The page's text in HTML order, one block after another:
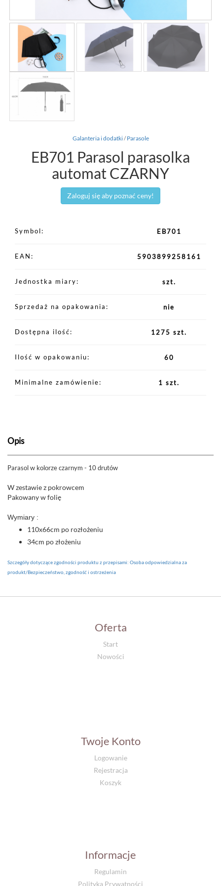
Galanteria i dodatki/Parasole
EB701 Parasol parasolka
automat CZARNY
Zaloguj się aby poznać ceny!
Symbol EB701
EAN 5903899258161
Jednostka miary szt.
Sprzedaż na opakowania nie
Dostępna ilość 1275 szt.
Ilość w opakowaniu 60
Minimalne zamówienie 1 szt.
Opis
Parasol w kolorze czarnym - 10 drutów
W zestawie z pokrowcem
Pakowany w folię
Wymiary :
110x66cm po rozłożeniu
34cm po złożeniu
Szczegóły dotyczące zgodności produktu z przepisami: Osoba odpowiedzialna za
produkt/Bezpieczeństwo, zgodność i ostrzeżenia
Oferta
Start
Nowości
Twoje Konto
Logowanie
Rejestracja
Koszyk
Informacje
Regulamin
Polityka Prywatności